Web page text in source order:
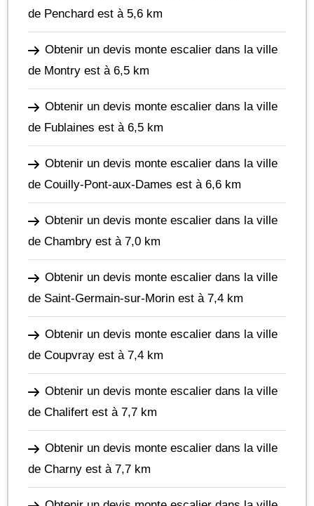
de Penchard est à 5,6 km
Obtenir un devis monte escalier dans la ville
de Montry est à 6,5 km
Obtenir un devis monte escalier dans la ville
de Fublaines est à 6,5 km
Obtenir un devis monte escalier dans la ville
de Couilly-Pont-aux-Dames est à 6,6 km
Obtenir un devis monte escalier dans la ville
de Chambry est à 7,0 km
Obtenir un devis monte escalier dans la ville
de Saint-Germain-sur-Morin est à 7,4 km
Obtenir un devis monte escalier dans la ville
de Coupvray est à 7,4 km
Obtenir un devis monte escalier dans la ville
de Chalifert est à 7,7 km
Obtenir un devis monte escalier dans la ville
de Charny est à 7,7 km